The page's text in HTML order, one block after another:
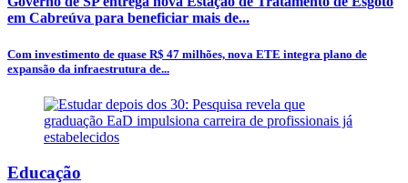
em Cabreúva para beneficiar mais de...
Com investimento de quase R$ 47 milhões, nova ETE integra plano de
expansão da infraestrutura de...
Educação